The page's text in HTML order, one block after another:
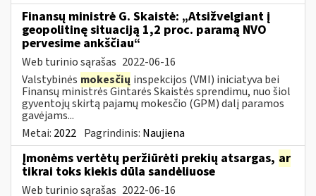
Finansų ministrė G. Skaistė: „Atsižvelgiant į
geopolitinę situaciją 1,2 proc. paramą NVO
pervesime ankščiau“
Web turinio sąrašas 2022-06-16
Valstybinės mokesčių inspekcijos (VMI) iniciatyva bei
Finansų ministrės Gintarės Skaistės sprendimu, nuo šiol
gyventojų skirtą pajamų mokesčio (GPM) dalį paramos
gavėjams...
Metai: 2022 Pagrindinis: Naujiena
Įmonėms vertėtų peržiūrėti prekių atsargas, ar
tikrai toks kiekis dūla sandėliuose
Web turinio sąrašas 2022-06-16